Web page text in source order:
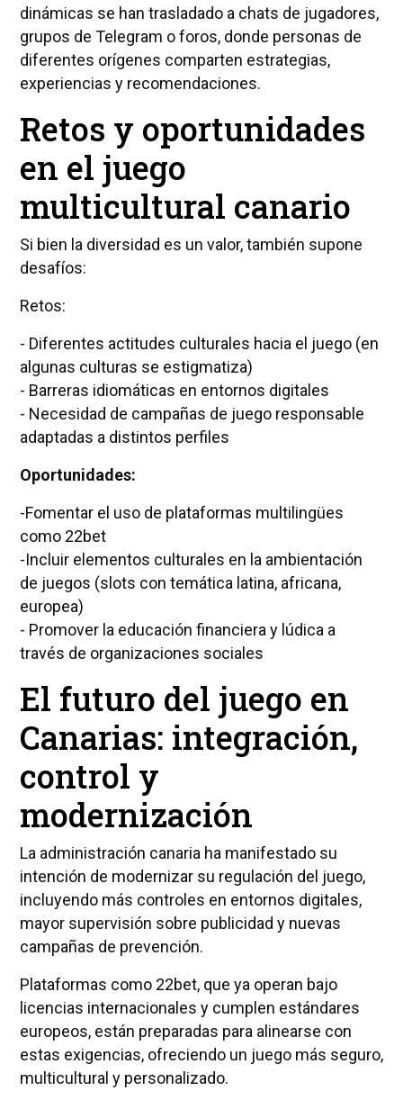
dinámicas se han trasladado a chats de jugadores,
grupos de Telegram o foros, donde personas de
diferentes orígenes comparten estrategias,
experiencias y recomendaciones.
Retos y oportunidades
en el juego
multicultural canario
Si bien la diversidad es un valor, también supone
desafíos:
Retos:
- Diferentes actitudes culturales hacia el juego (en
algunas culturas se estigmatiza)
- Barreras idiomáticas en entornos digitales
- Necesidad de campañas de juego responsable
adaptadas a distintos perfiles
Oportunidades:
-Fomentar el uso de plataformas multilingües
como 22bet
-Incluir elementos culturales en la ambientación
de juegos (slots con temática latina, africana,
europea)
- Promover la educación financiera y lúdica a
través de organizaciones sociales
El futuro del juego en
Canarias: integración,
control y
modernización
La administración canaria ha manifestado su
intención de modernizar su regulación del juego,
incluyendo más controles en entornos digitales,
mayor supervisión sobre publicidad y nuevas
campañas de prevención.
Plataformas como 22bet, que ya operan bajo
licencias internacionales y cumplen estándares
europeos, están preparadas para alinearse con
estas exigencias, ofreciendo un juego más seguro,
multicultural y personalizado.